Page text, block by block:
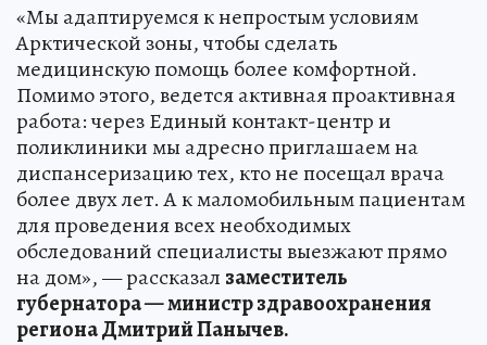
«Мы адаптируемся к непростым условиям
Арктической зоны, чтобы сделать
медицинскую помощь более комфортной.
Помимо этого, ведется активная проактивная
работа: через Единый контакт-центр и
поликлиники мы адресно приглашаем на
диспансеризацию тех, кто не посещал врача
более двух лет. А к маломобильным пациентам
для проведения всех необходимых
обследований специалисты выезжают прямо
на дом», — рассказал заместитель
губернатора — министр здравоохранения
региона Дмитрий Панычев.